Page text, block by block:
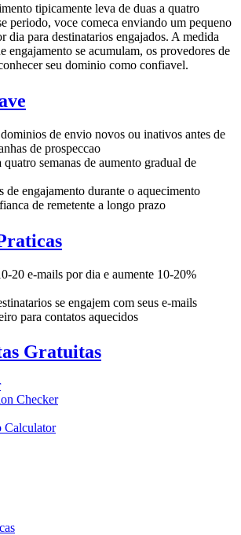
tipicamente leva de duas a quatro
periodo, voce comeca enviando um pequeno
dia para destinatarios engajados. A medida
engajamento se acumulam, os provedores de
seu dominio como confiavel.
de envio novos ou inativos antes de
de prospeccao
quatro semanas de aumento gradual de
de engajamento durante o aquecimento
de remetente a longo prazo
20 e-mails por dia e aumente 10-20%
se engajem com seus e-mails
para contatos aquecidos
Gratuitas
Checker
Calculator